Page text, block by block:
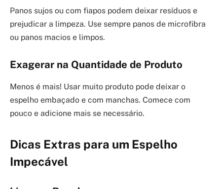
Panos sujos ou com fiapos podem deixar resíduos e
prejudicar a limpeza. Use sempre panos de microfibra
ou panos macios e limpos.
Exagerar na Quantidade de Produto
Menos é mais! Usar muito produto pode deixar o
espelho embaçado e com manchas. Comece com
pouco e adicione mais se necessário.
Dicas Extras para um Espelho
Impecável